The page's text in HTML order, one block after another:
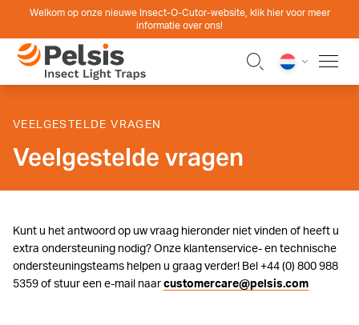
Skip to content
Welkom op onze nieuwe Insect-O-Cutor-website, klik hier voor meer
informatie over ons!
Pelsis Insect Light Traps
VEELGESTELDE VRAGEN
Veelgestelde vragen
Kunt u het antwoord op uw vraag hieronder niet vinden of heeft u
extra ondersteuning nodig? Onze klantenservice- en technische
ondersteuningsteams helpen u graag verder! Bel +44 (0) 800 988
5359 of stuur een e-mail naar customercare@pelsis.com